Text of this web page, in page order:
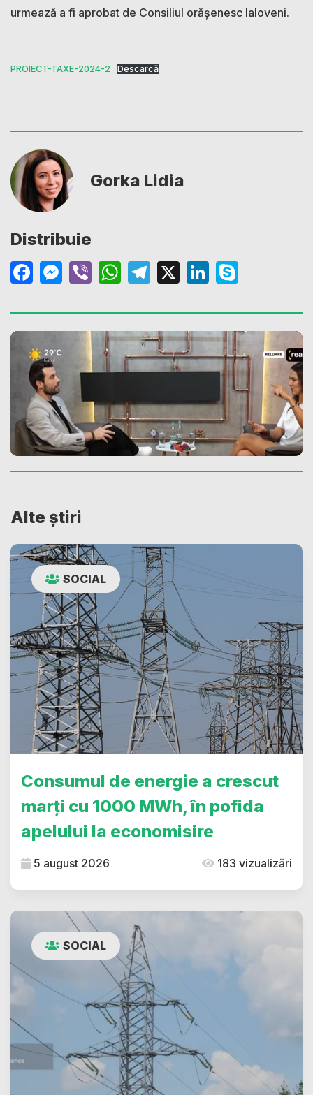
urmează a fi aprobat de Consiliul orășenesc Ialoveni.
PROIECT-TAXE-2024-2 Descarcă
Gorka Lidia
Distribuie
Facebook
Messenger
ViberWhatsApp
Telegram
X LinkedIn
Alte știri
SOCIAL
Consumul de energie a crescut
marți cu 1000 MWh, în pofida
apelului la economisire
5 august 2026 183 vizualizări
SOCIAL